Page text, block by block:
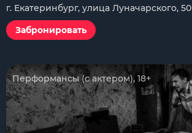
г. Екатеринбург, улица Луначарского, 50
Забронировать
Перформансы (с актером), 18+